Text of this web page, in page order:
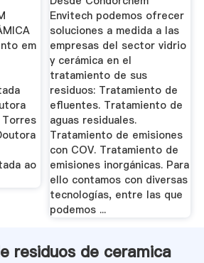
em
Torres
ao
Envitech podemos ofrecer
soluciones a medida a las
empresas del sector vidrio
y cerámica en el
tratamiento de sus
residuos: Tratamiento de
efluentes. Tratamiento de
aguas residuales.
Tratamiento de emisiones
con COV. Tratamiento de
emisiones inorgánicas. Para
ello contamos con diversas
tecnologías, entre las que
podemos ...
residuos de ceramica